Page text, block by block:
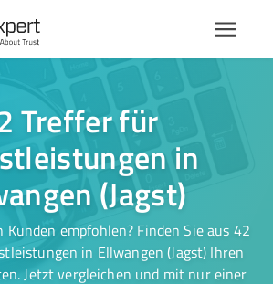
Treffer für
in
(Jagst)
empfohlen? Finden Sie aus 42
in Ellwangen (Jagst) Ihren
Jetzt vergleichen und mit nur einer